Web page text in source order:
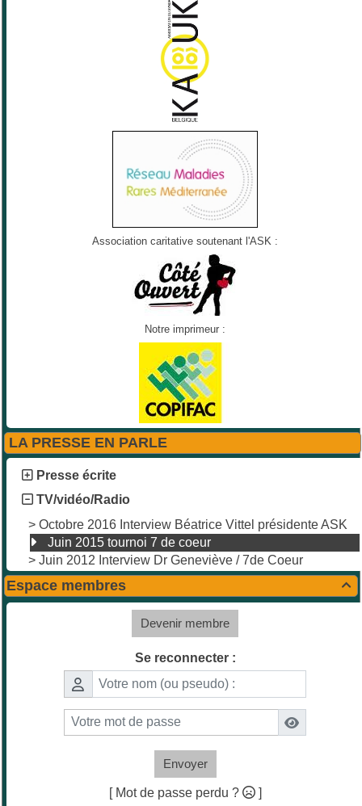
Association caritative soutenant l'ASK :
Notre imprimeur :
LA PRESSE EN PARLE
Presse écrite
TV/vidéo/Radio
> Octobre 2016 Interview Béatrice Vittel présidente ASK
Juin 2015 tournoi 7 de coeur
> Juin 2012 Interview Dr Geneviève / 7de Coeur

Espace membres
Devenir membre
Se reconnecter :
Envoyer
[ Mot de passe perdu ? ]